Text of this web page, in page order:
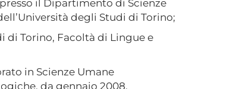
il Dipartimento di Scienze
degli Studi di Torino;
di Torino, Facoltà di Lingue e
in Scienze Umane
da gennaio 2008.